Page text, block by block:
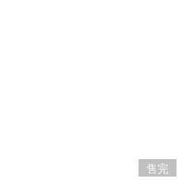
售完